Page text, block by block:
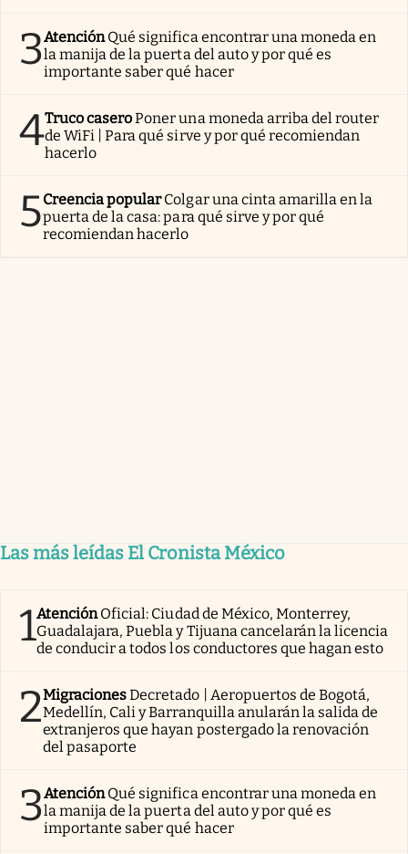
3AtenciónQué significa encontrar una moneda en
la manija de la puerta del auto y por qué es
importante saber qué hacer
4Truco caseroPoner una moneda arriba del router
de WiFi | Para qué sirve y por qué recomiendan
hacerlo
5Creencia popularColgar una cinta amarilla en la
puerta de la casa: para qué sirve y por qué
recomiendan hacerlo
Las más leídas El Cronista México
1AtenciónOficial: Ciudad de México, Monterrey,
Guadalajara, Puebla y Tijuana cancelarán la licencia
de conducir a todos los conductores que hagan esto
2MigracionesDecretado | Aeropuertos de Bogotá,
Medellín, Cali y Barranquilla anularán la salida de
extranjeros que hayan postergado la renovación
del pasaporte
3AtenciónQué significa encontrar una moneda en
la manija de la puerta del auto y por qué es
importante saber qué hacer